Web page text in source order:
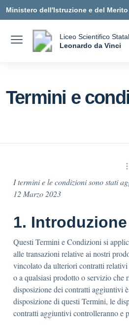
Ministero dell'Istruzione e del Merito
Liceo Scientifico
Leonardo da Vinci
Termini e
I termini e le condizioni sono stati
12 Marzo 2023
1. Introduzione
Questi Termini e Condizioni si
alle transazioni relative ai nostri
vincolato da ulteriori contratti
o a qualsiasi prodotto o servizio che
disposizione dei contratti aggiuntivi
disposizione di questi Termini, le
contratti aggiuntivi controlleranno e